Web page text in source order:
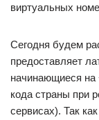
виртуальных
Сегодня будем
предоставляет
начинающиеся на
кода страны при
сервисах). Так